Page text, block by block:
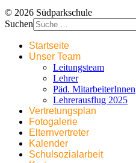
© 2026 Südparkschule
Suchen
Startseite
Unser Team
Leitungsteam
Lehrer
Päd. MitarbeiterInnen
Lehrerausflug 2025
Vertretungsplan
Fotogalerie
Elternvertreter
Kalender
Schulsozialarbeit